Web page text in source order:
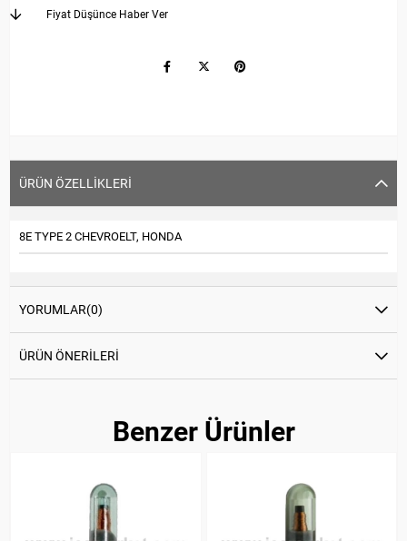
Fiyat Düşünce Haber Ver
ÜRÜN ÖZELLIKLERI
8E TYPE 2 CHEVROELT, HONDA
YORUMLAR(0)
ÜRÜN ÖNERILERI
Benzer Ürünler